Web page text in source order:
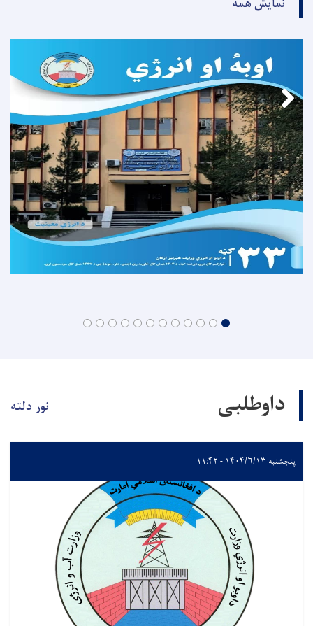
داوطلبی نور دلته
پنجشنبه ۱۴۰۴/۶/۱۳ - ۱۱:۴۲